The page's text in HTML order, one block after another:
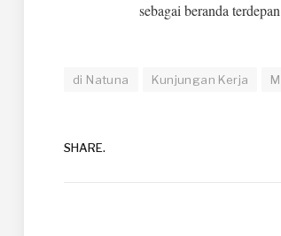
sebagai beranda
di Natuna Kunjungan Kerja
SHARE.